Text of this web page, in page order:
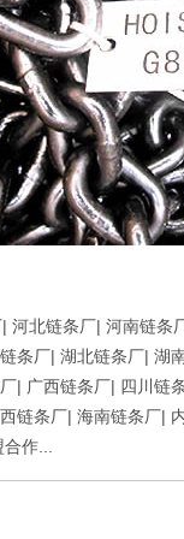
| 河北链条厂| 河南链条
条厂| 湖北链条厂| 湖
| 广西链条厂| 四川链
链条厂| 海南链条厂|
作...